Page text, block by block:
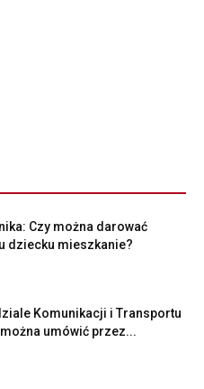
Czy można darować
dziecku mieszkanie?
Komunikacji i Transportu
umówić przez...